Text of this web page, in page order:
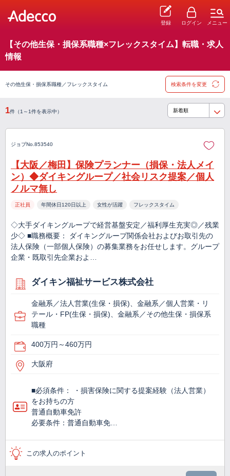
登録 ログイン メニュー
【その他生保・損保系職種×フレックスタイム】転職・求人
情報
その他生保・損保系職種／フレックスタイム 検索条件を変更
1件（1～1件を表示中）
ジョブNo.853540
【大阪／梅田】保険プランナー（損保・法人メイ
ン）◆ダイキングループ／社会リスク提案／個人
ノルマ無し
正社員 年間休日120日以上 女性が活躍 フレックスタイム
◇大手ダイキングループで経営基盤安定／福利厚生充実◎／残業
少◇ ■職務概要： ダイキングループ関係会社およびお取引先の
法人保険（一部個人保険）の募集業務をお任せします。グループ
企業・既取引先企業およ…
ダイキン福祉サービス株式会社
金融系／法人営業(生保・損保)、金融系／個人営業・リ
テール・FP(生保・損保)、金融系／その他生保・損保系
職種
400万円～460万円
大阪府
■必須条件： ・損害保険に関する提案経験（法人営業）
をお持ちの方
普通自動車免許
必要条件：普通自動車免…
この求人のポイント